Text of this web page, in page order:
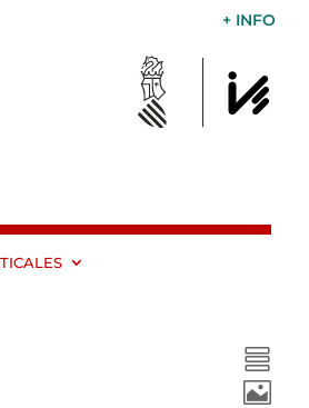
+ INFO

